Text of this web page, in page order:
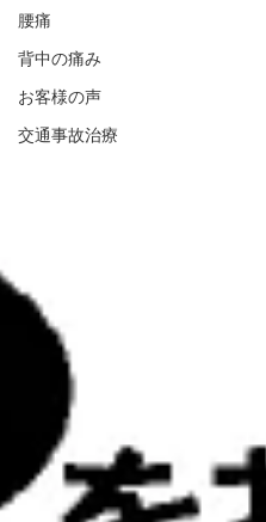
腰痛
背中の痛み
お客様の声
交通事故治療